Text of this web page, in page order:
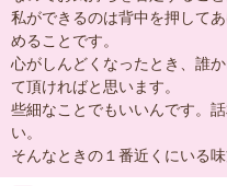
私ができるのは背中を押して
めることです。
心がしんどくなったとき、誰
て頂ければと思います。
些細なことでもいいんです。
い。
そんなときの１番近くにいる